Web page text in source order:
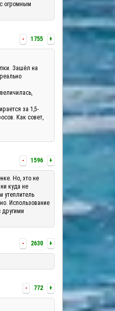
огромным
- 1755 +
Зашёл на
за 1,5-
Как совет,
- 1596 +
Но, это не
куда не
утеплитель
Использование
другими
- 2630 +
- 772 +